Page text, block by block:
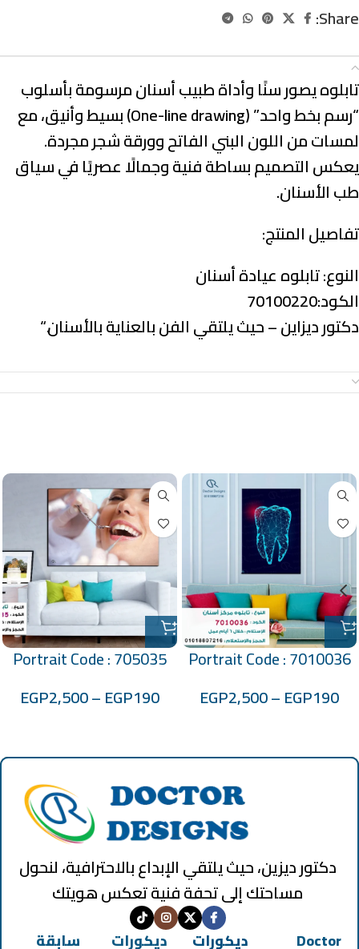
Share:
تابلوه يصور سنًا وأداة طبيب أسنان مرسومة بأسلوب
“رسم بخط واحد” (One-line drawing) بسيط وأنيق، مع
لمسات من اللون البني الفاتح وورقة شجر مجردة.
يعكس التصميم بساطة فنية وجمالًا عصريًا في سياق
طب الأسنان.
تفاصيل المنتج:
النوع:تابلوه عيادة أسنان
الكود:70100220
دكتور ديزاين – حيث يلتقي الفن بالعناية بالأسنان.“
Portrait Code : 7010036
EGP190
–
EGP2,500
Portrait Code : 705035
EGP190
–
EGP2,500
دكتور ديزين، حيث يلتقي الإبداع بالاحترافية، لنحول
مساحتك إلى تحفة فنية تعكس هويتك
Doctor ديكورات ديكورات سابقة